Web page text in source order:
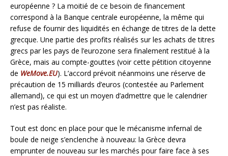
européenne ? La moitié de ce besoin de financement
correspond à la Banque centrale européenne, la même qui
refuse de fournir des liquidités en échange de titres de la dette
grecque. Une partie des profits réalisés sur les achats de titres
grecs par les pays de l’eurozone sera finalement restitué à la
Grèce, mais au compte-gouttes (voir cette pétition citoyenne
de WeMove.EU). L’accord prévoit néanmoins une réserve de
précaution de 15 milliards d’euros (contestée au Parlement
allemand), ce qui est un moyen d’admettre que le calendrier
n’est pas réaliste.
Tout est donc en place pour que le mécanisme infernal de
boule de neige s’enclenche à nouveau: la Grèce devra
emprunter de nouveau sur les marchés pour faire face à ses